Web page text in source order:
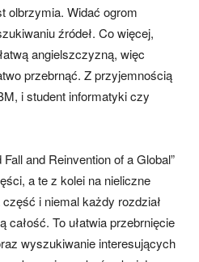
olbrzymia. Widać ogrom
źródeł. Co więcej,
angielszczyzną, więc
przebrnąć. Z przyjemnością
i student informatyki czy
and Reinvention of a Global”
a te z kolei na nieliczne
i niemal każdy rozdział
całość. To ułatwia przebrnięcie
wyszukiwanie interesujących